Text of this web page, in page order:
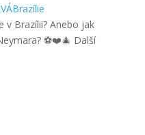
Brazílie
v Brazílii? Anebo jak
⚽️❤️🎄 Další